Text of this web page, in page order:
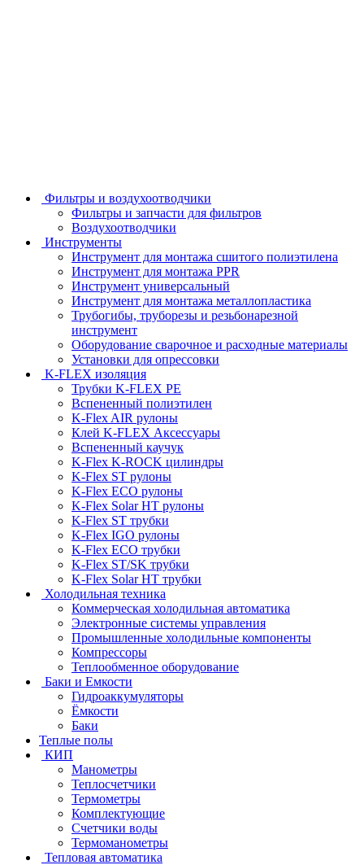
Фильтры и воздухоотводчики
Фильтры и запчасти для фильтров
Воздухоотводчики
Инструменты
Инструмент для монтажа сшитого полиэтилена
Инструмент для монтажа PPR
Инструмент универсальный
Инструмент для монтажа металлопластика
Трубогибы, труборезы и резьбонарезной
инструмент
Оборудование сварочное и расходные материалы
Установки для опрессовки
K-FLEX изоляция
Трубки K-FLEX PE
Вспененный полиэтилен
K-Flex AIR рулоны
Клей K-FLEX Аксессуары
Вспененный каучук
K-Flex K-ROCK цилиндры
K-Flex ST рулоны
K-Flex ECO рулоны
K-Flex Solar HT рулоны
K-Flex ST трубки
K-Flex IGO рулоны
K-Flex ECO трубки
K-Flex ST/SK трубки
K-Flex Solar HT трубки
Холодильная техника
Коммерческая холодильная автоматика
Электронные системы управления
Промышленные холодильные компоненты
Компрессоры
Теплообменное оборудование
Баки и Емкости
Гидроаккумуляторы
Ёмкости
Баки
Теплые полы
КИП
Манометры
Теплосчетчики
Термометры
Комплектующие
Счетчики воды
Термоманометры
Тепловая автоматика